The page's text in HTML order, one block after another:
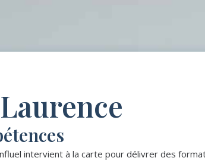
intervient à la carte pour délivrer des